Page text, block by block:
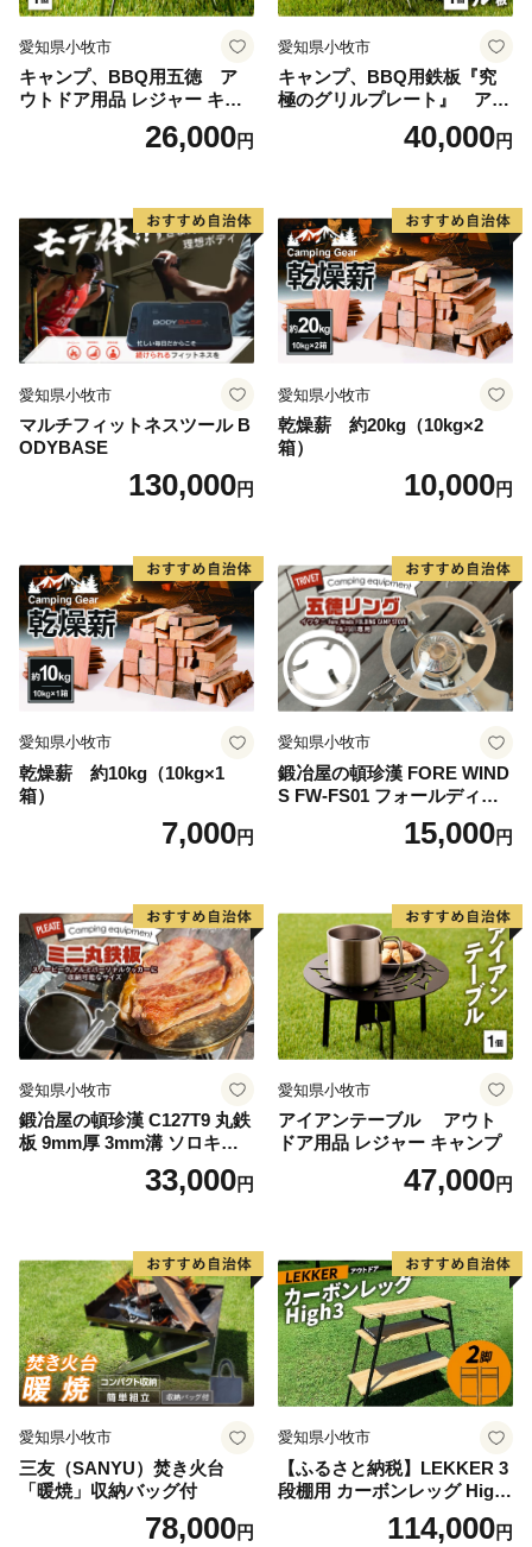
愛知県小牧市
キャンプ、BBQ用五徳 ア
ウトドア用品 レジャー キャ
ンプ バーベキュー BBQ 五徳
26,000円
愛知県小牧市
キャンプ、BBQ用鉄板『究
極のグリルプレート』 アウ
トドア用品 レジャー キャン
プ バーベキュー BBQ 鉄板
40,000円
愛知県小牧市
マルチフィットネスツール B
ODYBASE
130,000円
愛知県小牧市
乾燥薪 約20kg（10kg×2
箱）
10,000円
愛知県小牧市
乾燥薪 約10kg（10kg×1
箱）
7,000円
愛知県小牧市
鍛冶屋の頓珍漢 FORE WIND
S FW-FS01 フォールディン
グ キャンプストーブ専用 五
15,000円
愛知県小牧市
鍛冶屋の頓珍漢 C127T9 丸鉄
板 9mm厚 3mm溝 ソロキャ
ンプ用 専用ハンドル付き ス
ノーピーク アルミパーソナ
33,000円
愛知県小牧市
アイアンテーブル アウト
ドア用品 レジャー キャンプ
47,000円
愛知県小牧市
三友（SANYU）焚き火台
「暖焼」収納バッグ付
78,000円
愛知県小牧市
【ふるさと納税】LEKKER 3
段棚用 カーボンレッグ High
3 2脚 キャンプ アウトドア ソ
ロキャン カーボン アウトド
114,000円